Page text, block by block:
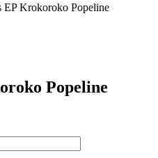
EP Krokoroko Popeline
Popeline